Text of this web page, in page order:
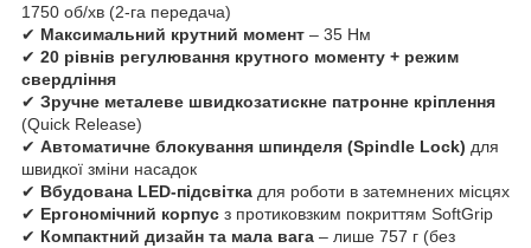
1750 об/хв (2-га передача)
✔ Максимальний крутний момент – 35 Нм
✔ 20 рівнів регулювання крутного моменту + режим
свердління
✔ Зручне металеве швидкозатискне патронне кріплення
(Quick Release)
✔ Автоматичне блокування шпинделя (Spindle Lock) для
швидкої зміни насадок
✔ Вбудована LED-підсвітка для роботи в затемнених місцях
✔ Ергономічний корпус з протиковзким покриттям SoftGrip
✔ Компактний дизайн та мала вага – лише 757 г (без